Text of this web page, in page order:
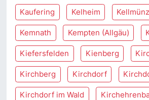
Kaufering Kelheim Kellmünz
Kemnath Kempten (Allgäu)
Kiefersfelden Kienberg
Kirchberg Kirchdorf
Kirchdorf im Wald